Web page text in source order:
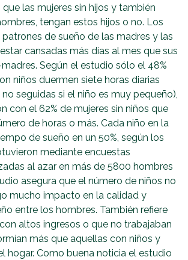
las mujeres sin hijos y también
tengan estos hijos o no. Los
de sueño de las madres y las
cansadas más días al mes que sus
Según el estudio sólo el 48%
niños duermen siete horas diarias
seguidas si el niño es muy pequeño),
con el 62% de mujeres sin niños que
de horas o más. Cada niño en la
de sueño en un 50%, según los
mediante encuestas
al azar en más de 5800 hombres
asegura que el número de niños no
mucho impacto en la calidad y
entre los hombres. También refiere
altos ingresos o que no trabajaban
más que aquellas con niños y
hogar. Como buena noticia el estudio